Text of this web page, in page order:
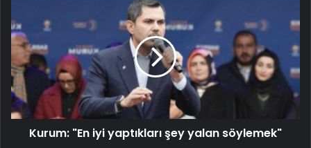
Kurum: "En iyi yaptıkları şey yalan söylemek"